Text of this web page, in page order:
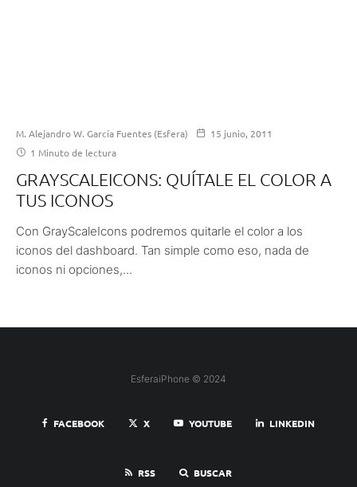
M. Alejandro W. García Fuentes (Esfera)
15 junio, 2011
1 Minuto de lectura
GRAYSCALEICONS: QUÍTALE EL COLOR A
TUS ICONOS
Con GrayScaleIcons podremos quitarle el color a los
iconos del dashboard. Tan simple como eso, nada de
iconos ni opciones,...
EsferaiPhone © 2024
FACEBOOK X YOUTUBE LINKEDIN
RSS BUSCAR